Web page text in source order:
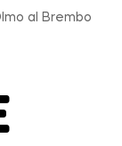
al Brembo